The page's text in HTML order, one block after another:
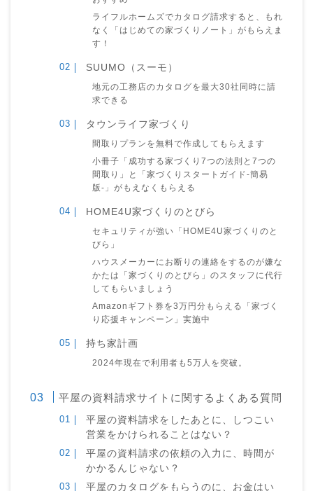
ライフルホームズでカタログ請求すると、もれ
なく「はじめての家づくりノート」がもらえま
す！
SUUMO（スーモ）
地元の工務店のカタログを最大30社同時に請
求できる
タウンライフ家づくり
間取りプランを無料で作成してもらえます
小冊子「成功する家づくり7つの法則と7つの
間取り」と「家づくりスタートガイド-簡易
版-」がもえなくもらえる
HOME4U家づくりのとびら
セキュリティが強い「HOME4U家づくりのと
びら」
ハウスメーカーにお断りの連絡をするのが嫌な
かたは「家づくりのとびら」のスタッフに代行
してもらいましょう
Amazonギフト券を3万円分もらえる「家づく
り応援キャンペーン」実施中
持ち家計画
2024年現在で利用者も5万人を突破。
平屋の資料請求サイトに関するよくある質問
平屋の資料請求をしたあとに、しつこい
営業をかけられることはない？
平屋の資料請求の依頼の入力に、時間が
かかるんじゃない？
平屋のカタログをもらうのに、お金はい